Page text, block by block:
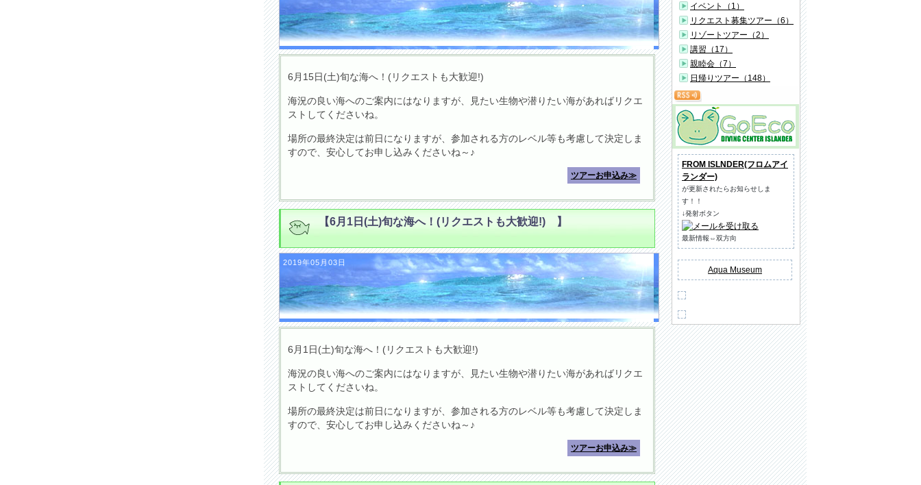
6月15日(土)旬な海へ！(リクエストも大歓迎!)
海況の良い海へのご案内にはなりますが、見たい生物や潜りたい海があればリクエ
ストしてくださいね。
場所の最終決定は前日になりますが、参加される方のレベル等も考慮して決定しま
すので、安心してお申し込みくださいね～♪
ツアーお申込み≫
【6月1日(土)旬な海へ！(リクエストも大歓迎!) 】
2019年05月03日
6月1日(土)旬な海へ！(リクエストも大歓迎!)
海況の良い海へのご案内にはなりますが、見たい生物や潜りたい海があればリクエ
ストしてくださいね。
場所の最終決定は前日になりますが、参加される方のレベル等も考慮して決定しま
すので、安心してお申し込みくださいね～♪
ツアーお申込み≫
イベント（1）
リクエスト募集ツアー（6）
リゾートツアー（2）
講習（17）
親睦会（7）
日帰りツアー（148）
FROM ISLNDER(フロムアイ
ランダー)
が更新されたらお知らせしま
す！！
↓発射ボタン
最新情報⇔双方向
Aqua Museum